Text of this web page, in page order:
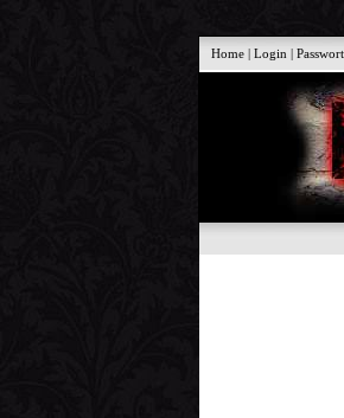
Home |Login |